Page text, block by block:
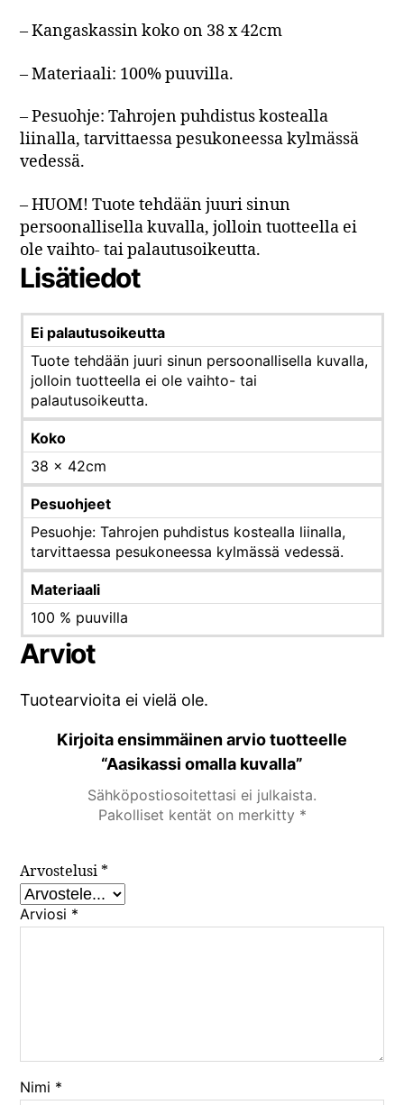
– Kangaskassin koko on 38 x 42cm
– Materiaali: 100% puuvilla.
– Pesuohje: Tahrojen puhdistus kostealla
liinalla, tarvittaessa pesukoneessa kylmässä
vedessä.
– HUOM! Tuote tehdään juuri sinun
persoonallisella kuvalla, jolloin tuotteella ei
ole vaihto- tai palautusoikeutta.
Lisätiedot
Ei palautusoikeutta
Tuote tehdään juuri sinun persoonallisella kuvalla,
jolloin tuotteella ei ole vaihto- tai
palautusoikeutta.
Koko
38 x 42cm
Pesuohjeet
Pesuohje: Tahrojen puhdistus kostealla liinalla,
tarvittaessa pesukoneessa kylmässä vedessä.
Materiaali
100 % puuvilla
Arviot
Tuotearvioita ei vielä ole.
Kirjoita ensimmäinen arvio tuotteelle
“Aasikassi omalla kuvalla”
Sähköpostiosoitettasi ei julkaista.
Pakolliset kentät on merkitty *
Arvostelusi *
Arviosi *
Nimi *